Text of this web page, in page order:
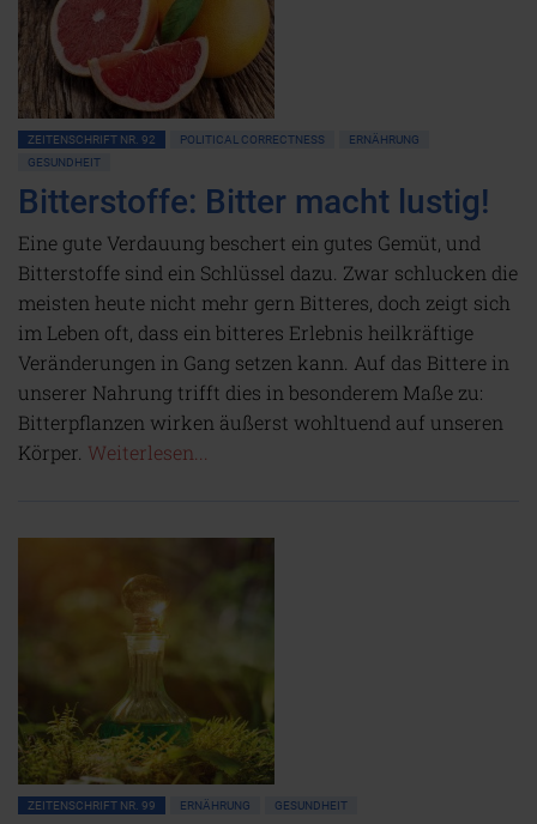
ZEITENSCHRIFT NR. 92 POLITICAL CORRECTNESS
ERNÄHRUNG
GESUNDHEIT
Bitterstoffe: Bitter macht lustig!
Eine gute Verdauung beschert ein gutes Gemüt, und
Bitterstoffe sind ein Schlüssel dazu. Zwar schlucken die
meisten heute nicht mehr gern Bitteres, doch zeigt sich
im Leben oft, dass ein bitteres Erlebnis heilkräftige
Veränderungen in Gang setzen kann. Auf das Bittere in
unserer Nahrung trifft dies in besonderem Maße zu:
Bitterpflanzen wirken äußerst wohltuend auf unseren
Körper. Weiterlesen...
ZEITENSCHRIFT NR. 99 ERNÄHRUNG GESUNDHEIT